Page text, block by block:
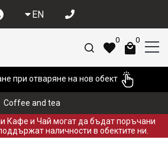
EN
0 0
при отваряне на нов обект
Coffee and tea
Кафе и Чай могат да бъдат поръчани
наличности в обектите ни.